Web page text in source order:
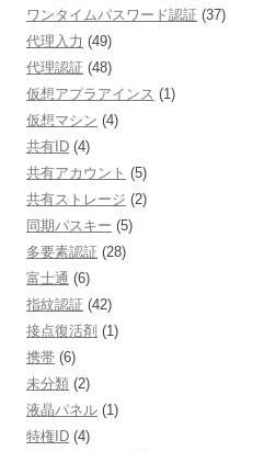
ワンタイムパスワード認証 (37)
代理入力 (49)
代理認証 (48)
仮想アプラアインス (1)
仮想マシン (4)
共有ID (4)
共有アカウント (5)
共有ストレージ (2)
同期パスキー (5)
多要素認証 (28)
富士通 (6)
指紋認証 (42)
接点復活剤 (1)
携帯 (6)
未分類 (2)
液晶パネル (1)
特権ID (4)